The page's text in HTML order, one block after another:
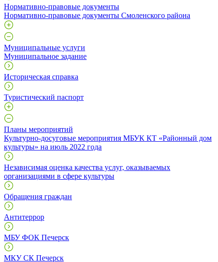
Нормативно-правовые документы
Нормативно-правовые документы Смоленского района
Муниципальные услуги
Муниципальное задание
Историческая справка
Туристический паспорт
Планы мероприятий
Культурно-досуговые мероприятия МБУК КТ «Районный дом
культуры» на июль 2022 года
Независимая оценка качества услуг, оказываемых
организациями в сфере культуры
Обращения граждан
Антитеррор
МБУ ФОК Печерск
МКУ СК Печерск